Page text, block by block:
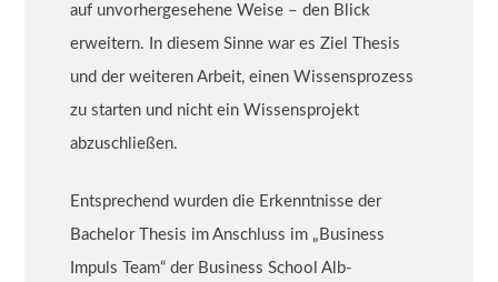
auf unvorhergesehene Weise – den Blick
erweitern. In diesem Sinne war es Ziel Thesis
und der weiteren Arbeit, einen Wissensprozess
zu starten und nicht ein Wissensprojekt
abzuschließen.
Entsprechend wurden die Erkenntnisse der
Bachelor Thesis im Anschluss im „Business
Impuls Team“ der Business School Alb-